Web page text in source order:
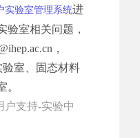
实验室管理系统进
验室相关问题，
，
验室、固态材料
。
户支持-实验中